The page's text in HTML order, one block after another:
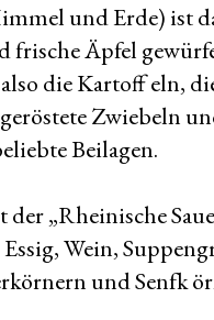
und Erde) ist
frische Äpfel
die Kartoff eln,
Zwiebeln
Beilagen.
„Rheinische
Wein,
und Senfk